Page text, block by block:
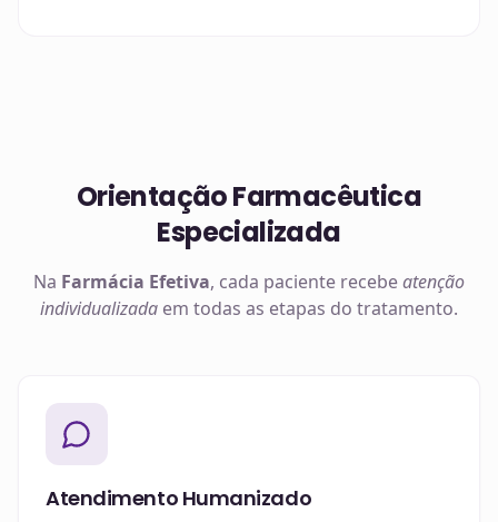
Orientação Farmacêutica
Especializada
Na Farmácia Efetiva, cada paciente recebeatenção
individualizada em todas as etapas do tratamento.
Atendimento Humanizado